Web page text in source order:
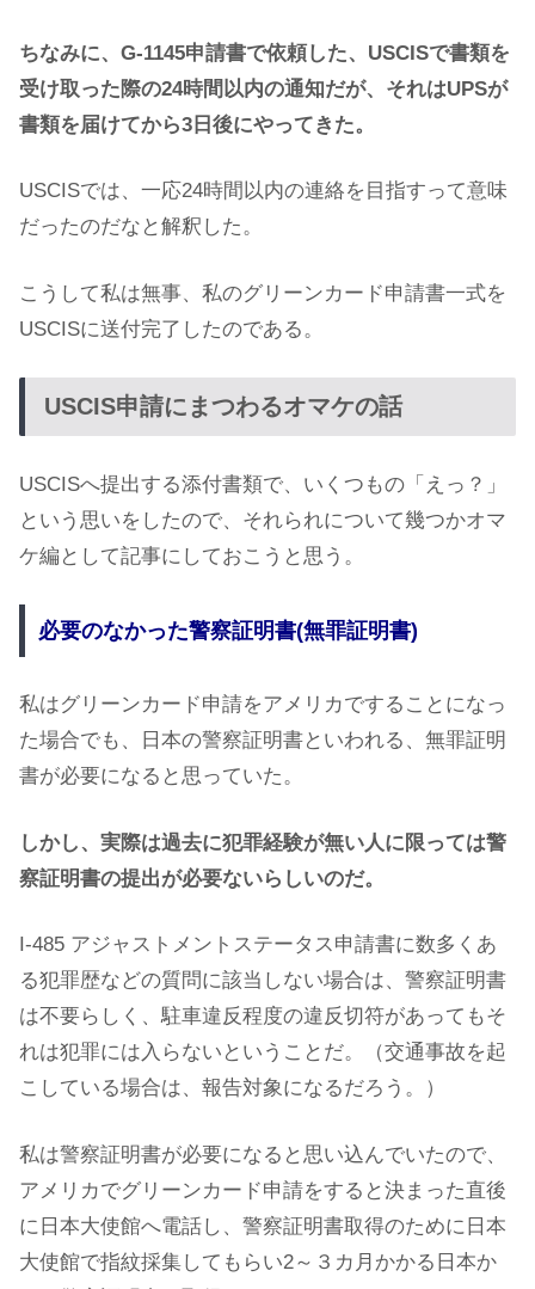
ちなみに、G-1145申請書で依頼した、USCISで書類を
受け取った際の24時間以内の通知だが、それはUPSが
書類を届けてから3日後にやってきた。
USCISでは、一応24時間以内の連絡を目指すって意味
だったのだなと解釈した。
こうして私は無事、私のグリーンカード申請書一式を
USCISに送付完了したのである。
USCIS申請にまつわるオマケの話
USCISへ提出する添付書類で、いくつもの「えっ？」
という思いをしたので、それられについて幾つかオマ
ケ編として記事にしておこうと思う。
必要のなかった警察証明書(無罪証明書)
私はグリーンカード申請をアメリカですることになっ
た場合でも、日本の警察証明書といわれる、無罪証明
書が必要になると思っていた。
しかし、実際は過去に犯罪経験が無い人に限っては警
察証明書の提出が必要ないらしいのだ。
I-485 アジャストメントステータス申請書に数多くあ
る犯罪歴などの質問に該当しない場合は、警察証明書
は不要らしく、駐車違反程度の違反切符があってもそ
れは犯罪には入らないということだ。（交通事故を起
こしている場合は、報告対象になるだろう。）
私は警察証明書が必要になると思い込んでいたので、
アメリカでグリーンカード申請をすると決まった直後
に日本大使館へ電話し、警察証明書取得のために日本
大使館で指紋採集してもらい2～３カ月かかる日本か